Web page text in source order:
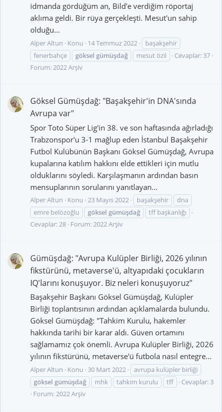
idmanda gördüğüm an, Bild'e verdiğim röportaj
aklıma geldi. Bir rüya gerçekleşti. Mesut'un sahip
olduğu...
Alper Altun Konu 14 Temmuz 2022
başakşehir
fenerbahçe
göksel gümüşdağ mesut özil
Cevaplar: 37
Forum: 2022 Arşiv
Göksel Gümüşdağ: "Başakşehir'in DNA'sında
Avrupa var"
Spor Toto Süper Lig'in 38. ve son haftasında ağırladığı
Trabzonspor'u 3-1 mağlup eden İstanbul Başakşehir
Futbol Kulübünün Başkanı Göksel Gümüşdağ, Avrupa
kupalarına katılım hakkını elde ettikleri için mutlu
olduklarını söyledi. Karşılaşmanın ardından basın
mensuplarının sorularını yanıtlayan...
Alper Altun Konu 23 Mayıs 2022 başakşehir
dna
emre belözoğlu
göksel gümüşdağ
tff başkanlığı
Cevaplar: 28 Forum:2022 Arşiv
Gümüşdağ: "Avrupa Kulüpler Birliği, 2026 yılının
fikstürünü, metaverse'ü, altyapıdaki çocukların
IQ'larını konuşuyor. Biz neleri konuşuyoruz"
Başakşehir Başkanı Göksel Gümüşdağ, Kulüpler
Birliği toplantısının ardından açıklamalarda bulundu.
Göksel Gümüşdağ: "Tahkim Kurulu, hakemler
hakkında tarihi bir karar aldı. Güven ortamını
sağlamamız çok önemli. Avrupa Kulüpler Birliği, 2026
yılının fikstürünü, metaverse'ü futbola nasıl entegre...
Alper Altun Konu 30 Mart 2022
avrupa kulüpler birliği
göksel gümüşdağ mhk tahkim kurulu tff
Cevaplar: 3
Forum:2022 Arşiv